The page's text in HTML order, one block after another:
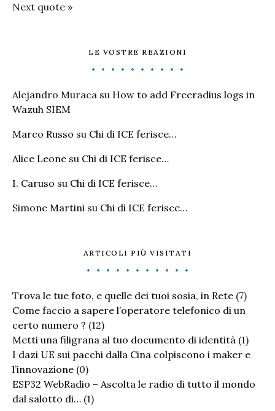
Next quote »
LE VOSTRE REAZIONI
Alejandro Muraca su How to add Freeradius logs in
Wazuh SIEM
Marco Russo su Chi di ICE ferisce…
Alice Leone su Chi di ICE ferisce…
I. Caruso su Chi di ICE ferisce…
Simone Martini su Chi di ICE ferisce…
ARTICOLI PIÙ VISITATI
Trova le tue foto, e quelle dei tuoi sosia, in Rete (7)
Come faccio a sapere l’operatore telefonico di un
certo numero ? (12)
Metti una filigrana al tuo documento di identità (1)
I dazi UE sui pacchi dalla Cina colpiscono i maker e
l’innovazione (0)
ESP32 WebRadio – Ascolta le radio di tutto il mondo
dal salotto di… (1)